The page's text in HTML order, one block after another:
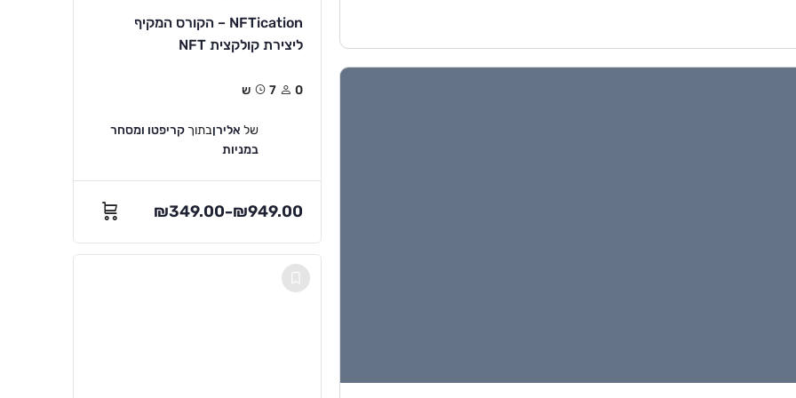
NFTication – הקורס המקיף
ליצירת קולקצית NFT
0 7ש
של אלירןבתוך קריפטו ומסחר
במניות
₪349.00–₪949.00